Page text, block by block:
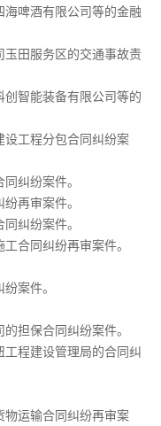
啤酒有限公司等的金融
田服务区的交通事故责
智能装备有限公司等的
工程分包合同纠纷案
纠纷案件。
再审案件。
纠纷案件。
合同纠纷再审案件。
案件。
担保合同纠纷案件。
程建设管理局的合同纠
运输合同纠纷再审案